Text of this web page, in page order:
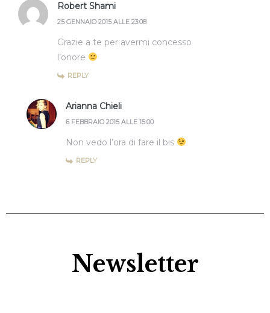
Robert Shami
25 GENNAIO 2015 ALLE 23:08
Grazie a te per avermi concesso
l’onore
REPLY
Arianna Chieli
6 FEBBRAIO 2015 ALLE 15:00
Non vedo l’ora di fare il bis
REPLY
Newsletter